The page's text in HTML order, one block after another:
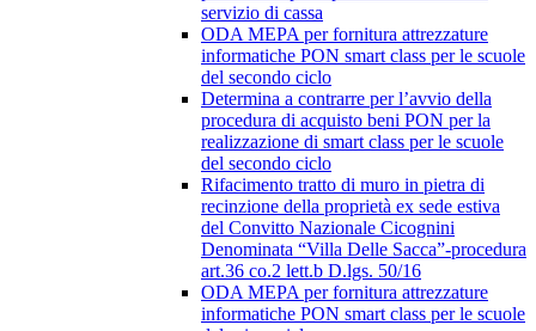
servizio di cassa
ODA MEPA per fornitura attrezzature
informatiche PON smart class per le scuole
del secondo ciclo
Determina a contrarre per l’avvio della
procedura di acquisto beni PON per la
realizzazione di smart class per le scuole
del secondo ciclo
Rifacimento tratto di muro in pietra di
recinzione della proprietà ex sede estiva
del Convitto Nazionale Cicognini
Denominata “Villa Delle Sacca”-procedura
art.36 co.2 lett.b D.lgs. 50/16
ODA MEPA per fornitura attrezzature
informatiche PON smart class per le scuole